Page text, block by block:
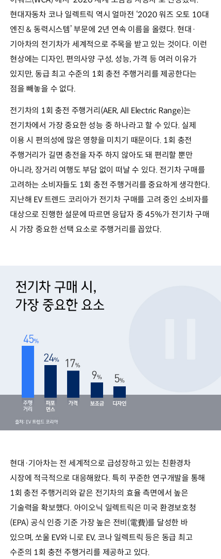
현대자동차 코나 일렉트릭 역시 얼마전 ‘2020 워즈 오토 10대
엔진 & 동력시스템’ 부문에 2년 연속 이름을 올렸다. 현대·
기아차의 전기차가 세계적으로 주목을 받고 있는 것이다. 이런
현상에는 디자인, 편의사양 구성, 성능, 가격 등 여러 이유가
있지만, 동급 최고 수준의 1회 충전 주행거리를 제공한다는
점을 빼놓을 수 없다.
전기차의 1회 충전 주행거리(AER, All Electric Range)는
전기차에서 가장 중요한 성능 중 하나라고 할 수 있다. 실제
이용 시 편의성에 많은 영향을 미치기 때문이다. 1회 충전
주행거리가 길면 충전을 자주 하지 않아도 돼 편리할 뿐만
아니라, 장거리 여행도 부담 없이 떠날 수 있다. 전기차 구매를
고려하는 소비자들도 1회 충전 주행거리를 중요하게 생각한다.
지난해 EV 트렌드 코리아가 전기차 구매를 고려 중인 소비자를
대상으로 진행한 설문에 따르면 응답자 중 45%가 전기차 구매
시 가장 중요한 선택 요소로 주행거리를 꼽았다.
현대·기아차는 전 세계적으로 급성장하고 있는 친환경차
시장에 적극적으로 대응해왔다. 특히 꾸준한 연구개발을 통해
1회 충전 주행거리와 같은 전기차의 효율 측면에서 높은
기술력을 확보했다. 아이오닉 일렉트릭은 미국 환경보호청
(EPA) 공식 인증 기준 가장 높은 전비(電費)를 달성한 바
있으며, 쏘울 EV와 니로 EV, 코나 일렉트릭 등은 동급 최고
수준의 1회 충전 주행거리를 제공하고 있다.